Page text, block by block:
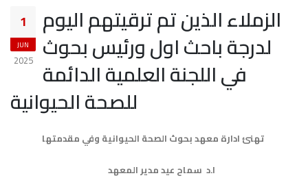
1
JUN
2025
الزملاء الذين تم ترقيتهم اليوم
لدرجة باحث اول ورئيس بحوث
في اللجنة العلمية الدائمة
للصحة الحيوانية
ا.د سماح عيد مدير المعهد